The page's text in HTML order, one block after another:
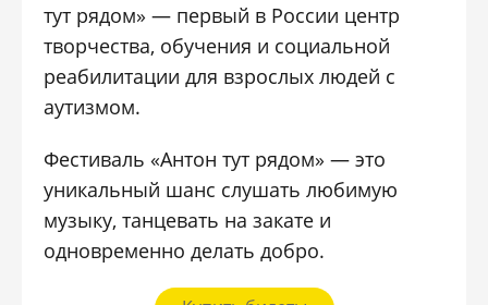
тут рядом» — первый в России центр
творчества, обучения и социальной
реабилитации для взрослых людей с
аутизмом.
Фестиваль «Антон тут рядом» — это
уникальный шанс слушать любимую
музыку, танцевать на закате и
одновременно делать добро.